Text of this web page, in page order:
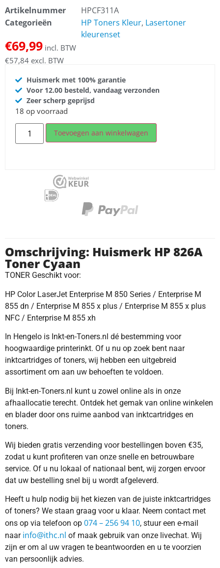
Artikelnummer
HPCF311A
Categorieën
HP Toners Kleur, Lasertoner
kleurenset
€69,99 incl. BTW
€57,84 excl. BTW
Huismerk met 100% garantie
Voor 12.00 besteld, vandaag verzonden
Zeer scherp geprijsd
18 op voorraad
Toevoegen aan winkelwagen
Omschrijving: Huismerk HP 826A
Toner Cyaan
TONER Geschikt voor:
HP Color LaserJet Enterprise M 850 Series / Enterprise M
855 dn / Enterprise M 855 x plus / Enterprise M 855 x plus
NFC / Enterprise M 855 xh
In Hengelo is Inkt-en-Toners.nl dé bestemming voor
hoogwaardige printerinkt. Of u nu op zoek bent naar
inktcartridges of toners, wij hebben een uitgebreid
assortiment om aan uw behoeften te voldoen.
Bij Inkt-en-Toners.nl kunt u zowel online als in onze
afhaallocatie terecht. Ontdek het gemak van online winkelen
en blader door ons ruime aanbod van inktcartridges en
toners.
Wij bieden gratis verzending voor bestellingen boven €35,
zodat u kunt profiteren van onze snelle en betrouwbare
service. Of u nu lokaal of nationaal bent, wij zorgen ervoor
dat uw bestelling snel bij u wordt afgeleverd.
Heeft u hulp nodig bij het kiezen van de juiste inktcartridges
of toners? We staan graag voor u klaar. Neem contact met
ons op via telefoon op 074 – 256 94 10, stuur een e-mail
naar info@ithc.nl of maak gebruik van onze livechat. Wij
zijn er om al uw vragen te beantwoorden en u te voorzien
van persoonlijk advies.